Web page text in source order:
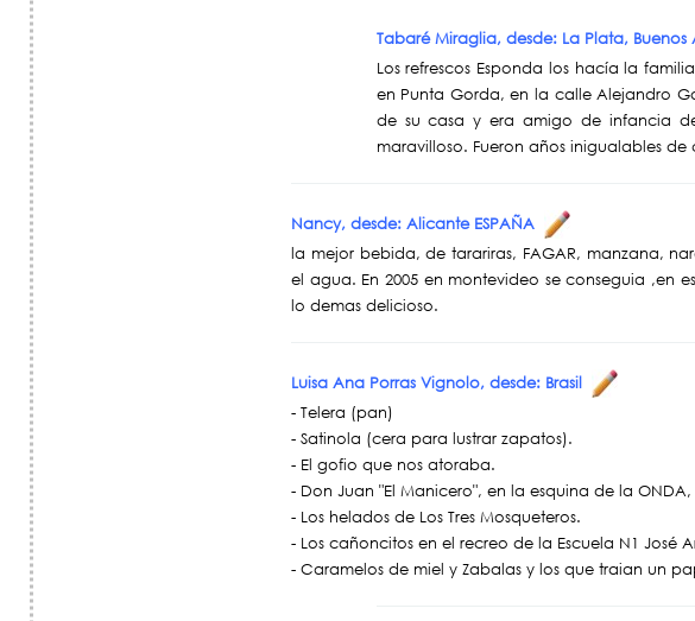
Tabaré Miraglia, desde: La Plata, Buenos
Los refrescos Esponda los hacía la
en Punta Gorda, en la calle Alejandro
de su casa y era amigo de infancia
maravilloso. Fueron años inigualables
Nancy, desde: Alicante ESPAÑA
la mejor bebida, de tarariras, FAGAR, manzana,
el agua. En 2005 en montevideo se conseguia ,en
lo demas delicioso.
Luisa Ana Porras Vignolo, desde: Brasil
- Telera (pan)
- Satinola (cera para lustrar zapatos).
- El gofio que nos atoraba.
- Don Juan "El Manicero", en la esquina de la
- Los helados de Los Tres Mosqueteros.
- Los cañoncitos en el recreo de la Escuela N1
- Caramelos de miel y Zabalas y los que traian un